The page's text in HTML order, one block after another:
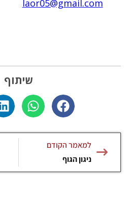
laor05@gmail.com
שיתוף
למאמר הקודם
ניגון הגוף